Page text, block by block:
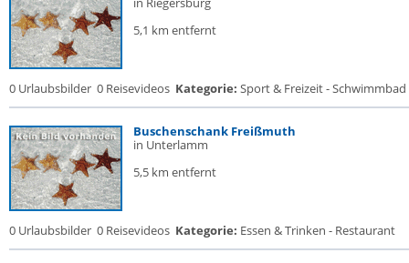
5,1 km entfernt
0 Urlaubsbilder 0 Reisevideos Kategorie: Sport & Freizeit - Schwimmbad
Buschenschank Freißmuth
in Unterlamm
5,5 km entfernt
0 Urlaubsbilder 0 Reisevideos Kategorie: Essen & Trinken - Restaurant